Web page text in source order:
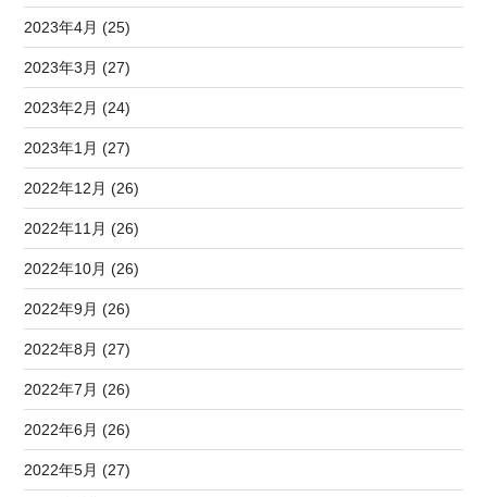
2023年4月 (25)
2023年3月 (27)
2023年2月 (24)
2023年1月 (27)
2022年12月 (26)
2022年11月 (26)
2022年10月 (26)
2022年9月 (26)
2022年8月 (27)
2022年7月 (26)
2022年6月 (26)
2022年5月 (27)